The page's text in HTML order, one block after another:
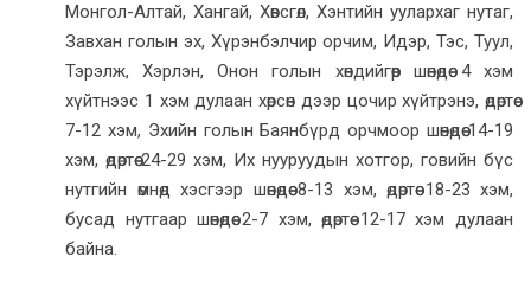
Монгол-Алтай, Хангай, Хөвсгөл, Хэнтийн уулархаг нутаг,
Завхан голын эх, Хүрэнбэлчир орчим, Идэр, Тэс, Туул,
Тэрэлж, Хэрлэн, Онон голын хөндийгөөр шөнөдөө 4 хэм
хүйтнээс 1 хэм дулаан хөрсөн дээр цочир хүйтрэнэ, өдөртөө
7-12 хэм, Эхийн голын Баянбүрд орчмоор шөнөдөө 14-19
хэм, өдөртөө 24-29 хэм, Их нууруудын хотгор, говийн бүс
нутгийн өмнөд хэсгээр шөнөдөө 8-13 хэм, өдөртөө 18-23 хэм,
бусад нутгаар шөнөдөө 2-7 хэм, өдөртөө 12-17 хэм дулаан
байна.